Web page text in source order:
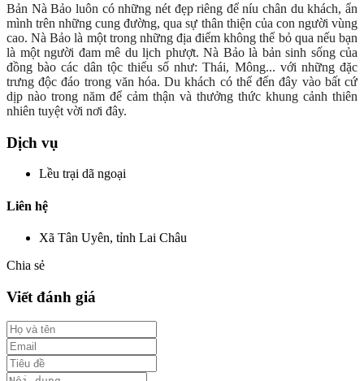
Bản Nà Bảo luôn có những nét đẹp riêng để níu chân du khách, ẩn
mình trên những cung đường, qua sự thân thiện của con người vùng
cao. Nà Bảo là một trong những địa điểm không thể bỏ qua nếu bạn
là một người đam mê du lịch phượt. Nà Bảo là bản sinh sống của
đồng bào các dân tộc thiểu số như: Thái, Mông... với những đặc
trưng độc đáo trong văn hóa. Du khách có thể đến đây vào bất cứ
dịp nào trong năm để cảm thận và thưởng thức khung cảnh thiên
nhiên tuyệt vời nơi đây.
Dịch vụ
Lều trại dã ngoại
Liên hệ
Xã Tân Uyên, tỉnh Lai Châu
Chia sẻ
Viết đánh giá